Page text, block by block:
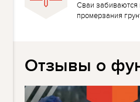
Сваи забиваются
промерзания
Отзывы о